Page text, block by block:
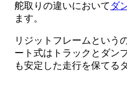
舵取りの違いにおいて ダ
ます。
リジットフレームという
ート式はトラックとダン
も安定した走行を保てる